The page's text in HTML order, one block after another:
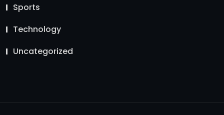
Sports
Technology
Uncategorized